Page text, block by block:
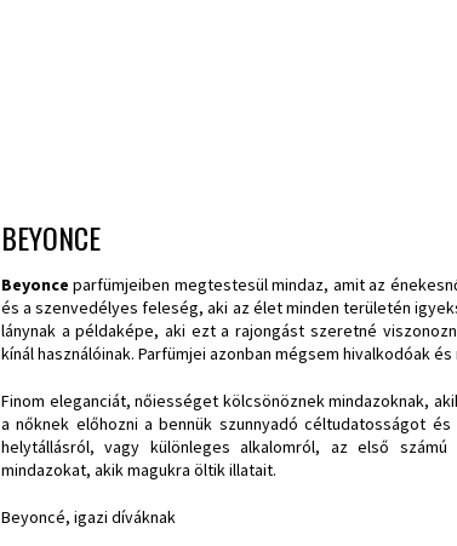
BEYONCE
Beyonce parfümjeiben megtestesül mindaz, amit az
és a szenvedélyes feleség, aki az élet minden területén
lánynak a példaképe, aki ezt a rajongást szeretné
kínál használóinak. Parfümjei azonban mégsem hivalkodóak
Finom eleganciát, nőiességet kölcsönöznek mindazoknak,
a nőknek előhozni a bennük szunnyadó céltudatosságot
helytállásról, vagy különleges alkalomról, az első
mindazokat, akik magukra öltik illatait.
Beyoncé, igazi díváknak